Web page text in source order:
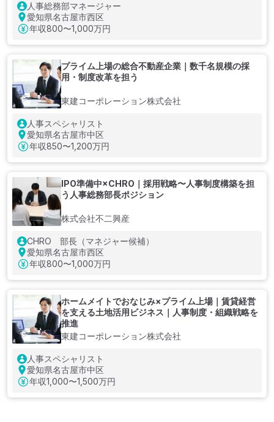
人事総務部マネージャー
愛知県名古屋市西区
年収800〜1,000万円
プライム上場の総合不動産企業｜数千名規模の採
用・制度改革を担う
東建コーポレーション株式会社
人事スペシャリスト
愛知県名古屋市中区
年収850〜1,200万円
IPO準備中×CHRO｜採用戦略〜人事制度構築を担
う人事総務部長ポジション
株式会社不二興産
CHRO 部長（マネジャー候補）
愛知県名古屋市西区
年収800〜1,000万円
ホームメイトでおなじみ×プライム上場｜賃貸経営
を支える土地活用ビジネス｜人事制度・組織戦略を
推進
東建コーポレーション株式会社
人事スペシャリスト
愛知県名古屋市中区
年収1,000〜1,500万円